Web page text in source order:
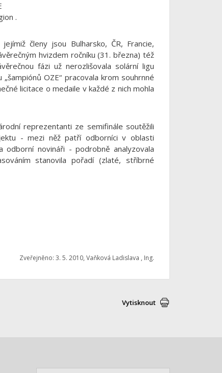
.
členy jsou Bulharsko, ČR, Francie,
hvizdem ročníku (31. března) též
fázi už nerozlišovala solární ligu
OZE“ pracovala krom souhrnné
licitace o medaile v každé z nich mohla
reprezentanti ze semifinále soutěžili
- mezi něž patří odborníci v oblasti
odborní novináři - podrobně analyzovala
stanovila pořadí (zlaté, stříbrné
Zveřejněno: 3. 5. 2010, Vaňková Ladislava , Ing.
Vytisknout